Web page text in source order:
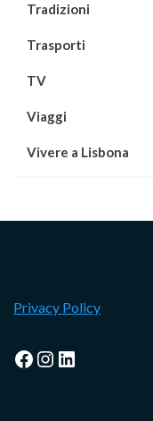
Tradizioni
Trasporti
TV
Viaggi
Vivere a Lisbona
Privacy Policy
Facebook
Instagram
LinkedIn